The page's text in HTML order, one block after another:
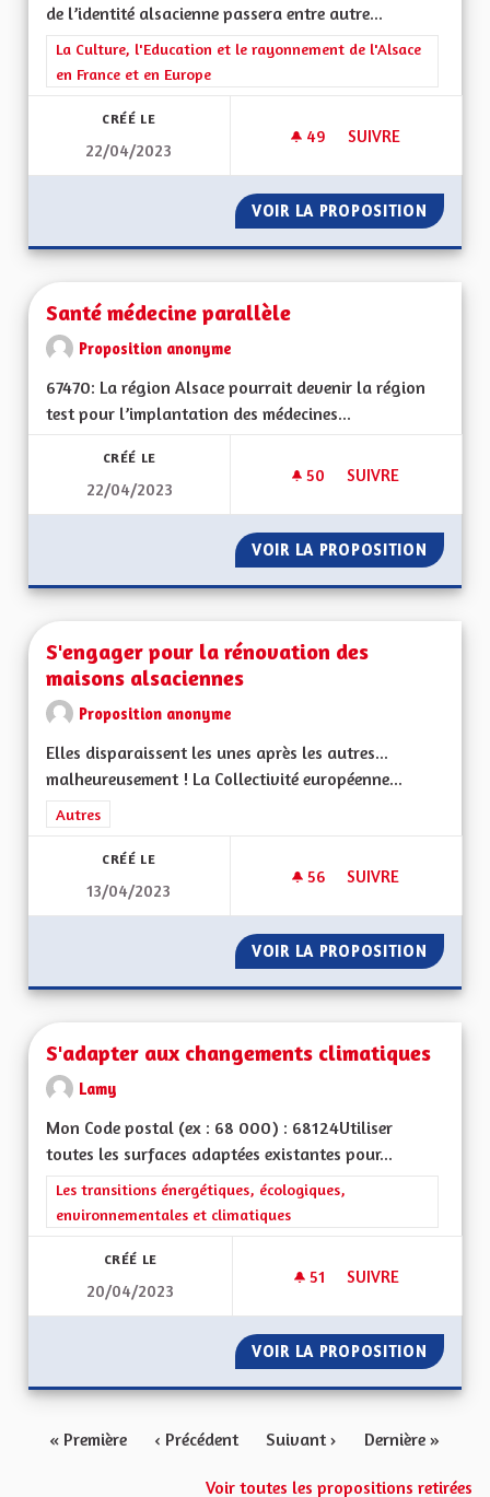
de l’identité alsacienne passera entre autre...
Filtrer les résultats de la catégorie : La Culture, l'Education et
La Culture, l'Education et le rayonnement de l'Alsace
en France et en Europe
CRÉÉ LE
22/04/2023
49 49 ABONNÉS
SUIVRE
VOIR LA PROPOSITION
Santé médecine parallèle
Proposition anonyme
67470: La région Alsace pourrait devenir la région
test pour l’implantation des médecines...
CRÉÉ LE
22/04/2023
50 50 ABONNÉS
SUIVRE
VOIR LA PROPOSITION SANTÉ
S'engager pour la rénovation des
maisons alsaciennes
Proposition anonyme
Elles disparaissent les unes après les autres...
malheureusement ! La Collectivité européenne...
Filtrer les résultats de la catégorie : Autres
Autres
CRÉÉ LE
13/04/2023
56 56 ABONNÉS
SUIVRE
VOIR LA PROPOSITION
S'adapter aux changements climatiques
Lamy
Mon Code postal (ex : 68 000) : 68124Utiliser
toutes les surfaces adaptées existantes pour...
Filtrer les résultats de la catégorie : Les transitions
Les transitions énergétiques, écologiques,
environnementales et climatiques
CRÉÉ LE
20/04/2023
51 51 ABONNÉS
SUIVRE
VOIR LA PROPOSITION
« Première ‹ Précédent Suivant › Dernière »
Voir toutes les propositions retirées